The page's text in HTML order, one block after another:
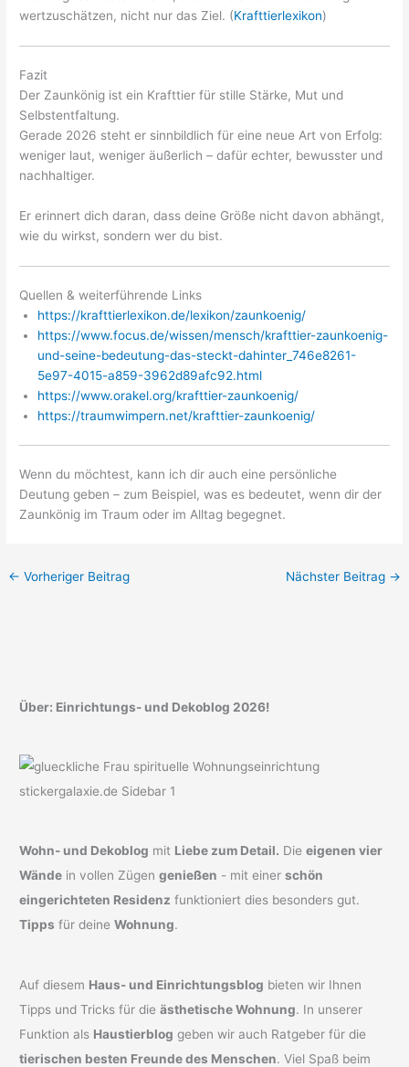
wertzuschätzen, nicht nur das Ziel. (Krafttierlexikon)
Fazit
Der Zaunkönig ist ein Krafttier für stille Stärke, Mut und
Selbstentfaltung.
Gerade 2026 steht er sinnbildlich für eine neue Art von Erfolg:
weniger laut, weniger äußerlich – dafür echter, bewusster und
nachhaltiger.
Er erinnert dich daran, dass deine Größe nicht davon abhängt,
wie du wirkst, sondern wer du bist.
Quellen & weiterführende Links
https://krafttierlexikon.de/lexikon/zaunkoenig/
https://www.focus.de/wissen/mensch/krafttier-zaunkoenig-
und-seine-bedeutung-das-steckt-dahinter_746e8261-
5e97-4015-a859-3962d89afc92.html
https://www.orakel.org/krafttier-zaunkoenig/
https://traumwimpern.net/krafttier-zaunkoenig/
Wenn du möchtest, kann ich dir auch eine persönliche
Deutung geben – zum Beispiel, was es bedeutet, wenn dir der
Zaunkönig im Traum oder im Alltag begegnet.
← Vorheriger Beitrag Nächster Beitrag →
Über: Einrichtungs- und Dekoblog 2026!
Wohn- und Dekoblog mit Liebe zum Detail. Dieeigenen vier
Wände in vollen Zügengenießen - mit einerschön
eingerichteten Residenz funktioniert dies besonders gut.
Tipps für deineWohnung.
Auf diesem Haus- und Einrichtungsblog bieten wir Ihnen
Tipps und Tricks für dieästhetische Wohnung. In unserer
Funktion als Haustierblog geben wir auch Ratgeber für die
tierischen besten Freunde des Menschen. Viel Spaß beim